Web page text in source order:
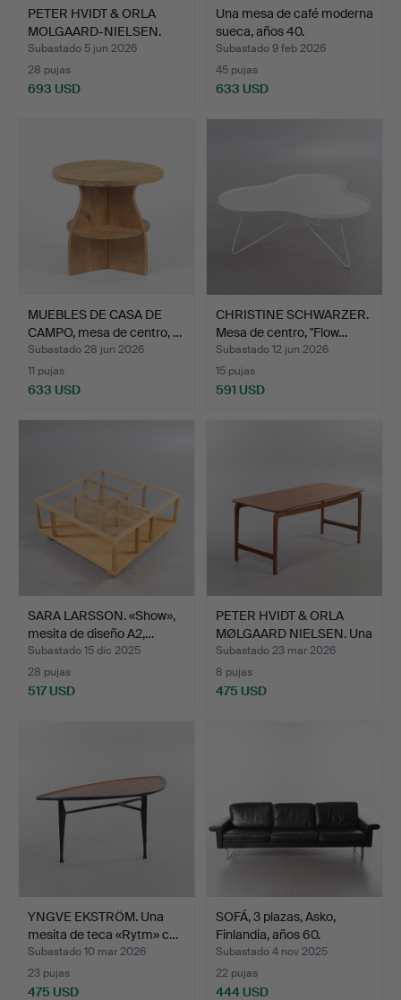
PETER HVIDT & ORLA
MOLGAARD-NIELSEN.
Mesa …
Subastado 5 jun 2026
28 pujas
693 USD
Una mesa de café moderna
sueca, años 40.
Subastado 9 feb 2026
45 pujas
633 USD
MUEBLES DE CASA DE
CAMPO, mesa de centro, …
Subastado 28 jun 2026
11 pujas
633 USD
CHRISTINE SCHWARZER.
Mesa de centro, "Flow…
Subastado 12 jun 2026
15 pujas
591 USD
SARA LARSSON. «Show»,
mesita de diseño A2,…
Subastado 15 dic 2025
28 pujas
517 USD
PETER HVIDT & ORLA
MØLGAARD NIELSEN. Una
m…
Subastado 23 mar 2026
8 pujas
475 USD
YNGVE EKSTRÖM. Una
mesita de teca «Rytm» c…
Subastado 10 mar 2026
23 pujas
475 USD
SOFÁ, 3 plazas, Asko,
Finlandia, años 60.
Subastado 4 nov 2025
22 pujas
444 USD